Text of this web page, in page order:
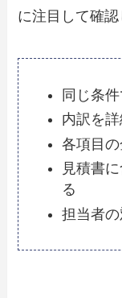
に注目して確認
同じ条
内訳を
各項目
見積書
る
担当者